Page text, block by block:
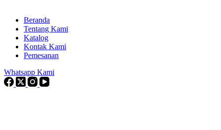
Beranda
Tentang Kami
Katalog
Kontak Kami
Pemesanan
Whatsapp Kami